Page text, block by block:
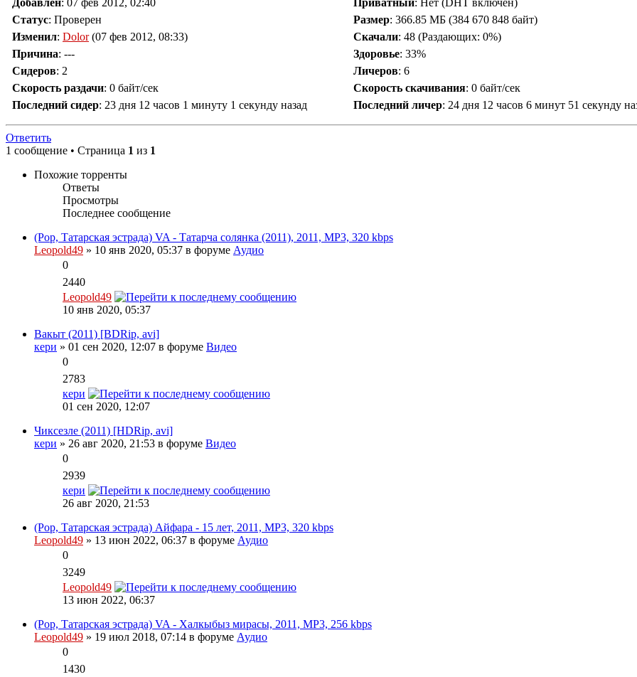
Добавлен: 07 фев 2012, 02:40 Приватный: Нет (DHT включён)
Статус: Проверен Размер: 366.85 МБ (384 670 848 байт)
Изменил: Dolor(07 фев 2012, 08:33) Скачали: 48 (Раздающих: 0%)
Причина: --- Здоровье: 33%
Сидеров: 2 Личеров: 6
Скорость раздачи: 0 байт/сек Скорость скачивания: 0 байт/сек
Последний сидер: 23 дня 12 часов 1 минуту 1 секунду назад Последний личер: 24 дня 12 часов 6 минут 51 секунду
Ответить
1 сообщение • Страница 1 из 1
Похожие торренты
Ответы
Просмотры
Последнее сообщение
(Pop, Татарская эстрада) VA - Татарча солянка (2011), 2011, MP3, 320 kbps
Leopold49 » 10 янв 2020, 05:37 в форуме Аудио
0
2440
Leopold49
10 янв 2020, 05:37
Вакыт (2011) [BDRip, avi]
кери » 01 сен 2020, 12:07 в форуме Видео
0
2783
кери
01 сен 2020, 12:07
Чиксезле (2011) [HDRip, avi]
кери » 26 авг 2020, 21:53 в форуме Видео
0
2939
кери
26 авг 2020, 21:53
(Pop, Татарская эстрада) Айфара - 15 лет, 2011, MP3, 320 kbps
Leopold49 » 13 июн 2022, 06:37 в форуме Аудио
0
3249
Leopold49
13 июн 2022, 06:37
(Pop, Татарская эстрада) VA - Халкыбыз мирасы, 2011, MP3, 256 kbps
Leopold49 » 19 июл 2018, 07:14 в форуме Аудио
0
1430